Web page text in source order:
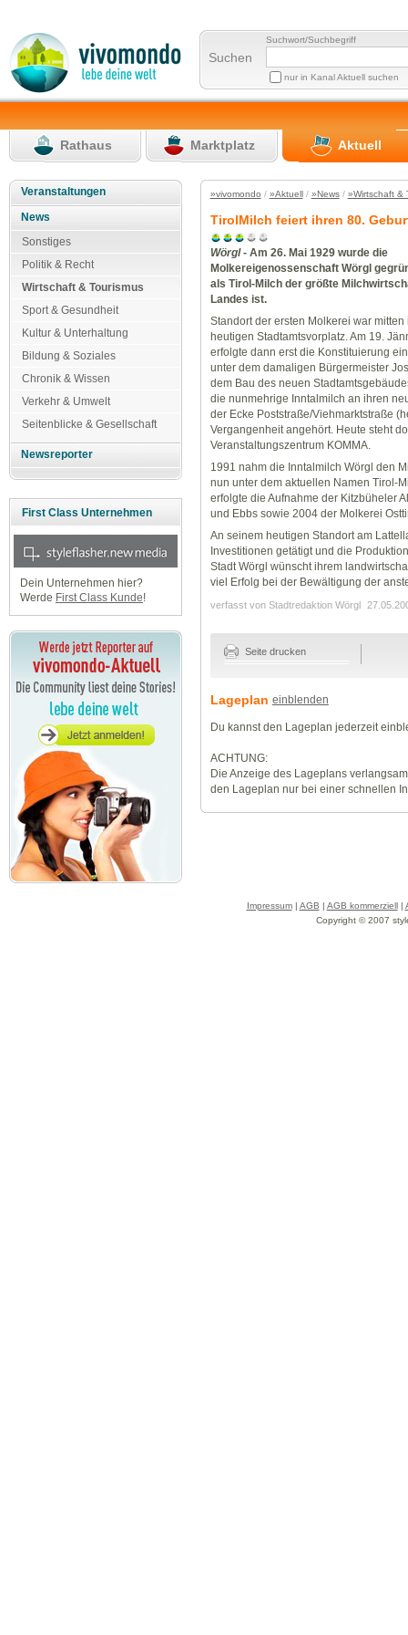
Suchen
Suchwort/Suchbegriff
nur in Kanal Aktuell suchen
Rathaus Marktplatz Aktuell
Veranstaltungen
News
Sonstiges
Politik & Recht
Wirtschaft & Tourismus
Sport & Gesundheit
Kultur & Unterhaltung
Bildung & Soziales
Chronik & Wissen
Verkehr & Umwelt
Seitenblicke & Gesellschaft
Newsreporter
First Class Unternehmen
Dein Unternehmen hier?
Werde First Class Kunde!
»vivomondo / »Aktuell/ »News/ »Wirtschaft &
TirolMilch feiert ihren 80.
Wörgl- Am 26. Mai 1929 wurde die
Molkereigenossenschaft Wörgl
als Tirol-Milch der größte
Landes ist.
Standort der ersten Molkerei war mitten
heutigen Stadtamtsvorplatz. Am 19.
erfolgte dann erst die Konstituierung
unter dem damaligen Bürgermeister
dem Bau des neuen
die nunmehrige Inntalmilch an ihren
der Ecke Poststraße/Viehmarktstraße
Vergangenheit angehört. Heute steht
Veranstaltungszentrum KOMMA.
1991 nahm die Inntalmilch Wörgl den
nun unter dem aktuellen Namen Tirol-
erfolgte die Aufnahme der Kitzbüheler
und Ebbs sowie 2004 der Molkerei
An seinem heutigen Standort am
Investitionen getätigt und die
Stadt Wörgl wünscht ihrem
viel Erfolg bei der Bewältigung der
verfasst von Stadtredaktion Wörgl
Seite drucken
Lageplan einblenden
Du kannst den Lageplan jederzeit
ACHTUNG:
Die Anzeige des Lageplans
den Lageplan nur bei einer schnellen
Impressum| AGB | AGB kommerziell|
Copyright © 2007